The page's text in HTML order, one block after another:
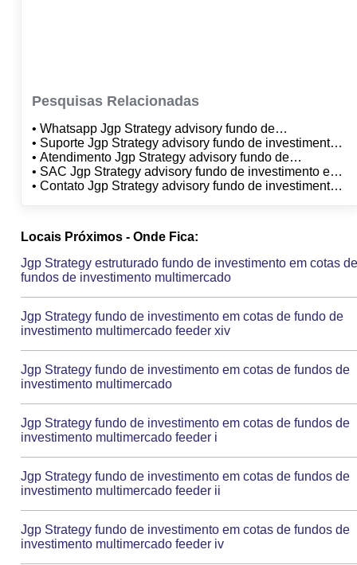
Pesquisas Relacionadas
• Whatsapp Jgp Strategy advisory fundo de
investimento em cotas de fundos de investimento
multimercado
• Suporte Jgp Strategy advisory fundo de investimento
em cotas de fundos de investimento multimercado
• Atendimento Jgp Strategy advisory fundo de
investimento em cotas de fundos de investimento
multimercado
• SAC Jgp Strategy advisory fundo de investimento em
cotas de fundos de investimento multimercado
• Contato Jgp Strategy advisory fundo de investimento
Locais Próximos - Onde Fica:
Jgp Strategy estruturado fundo de investimento em cotas
fundos de investimento multimercado
Jgp Strategy fundo de investimento em cotas de fundo de
investimento multimercado feeder xiv
Jgp Strategy fundo de investimento em cotas de fundos de
investimento multimercado
Jgp Strategy fundo de investimento em cotas de fundos de
investimento multimercado feeder i
Jgp Strategy fundo de investimento em cotas de fundos de
investimento multimercado feeder ii
Jgp Strategy fundo de investimento em cotas de fundos de
investimento multimercado feeder iv